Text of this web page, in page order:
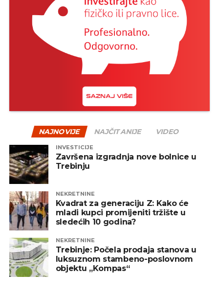
NAJNOVIJE NAJČITANIJE VIDEO
INVESTICIJE
Završena izgradnja nove bolnice u
Trebinju
NEKRETNINE
Kvadrat za generaciju Z: Kako će
mladi kupci promijeniti tržište u
sledećih 10 godina?
NEKRETNINE
Trebinje: Počela prodaja stanova u
luksuznom stambeno-poslovnom
objektu „Kompas“